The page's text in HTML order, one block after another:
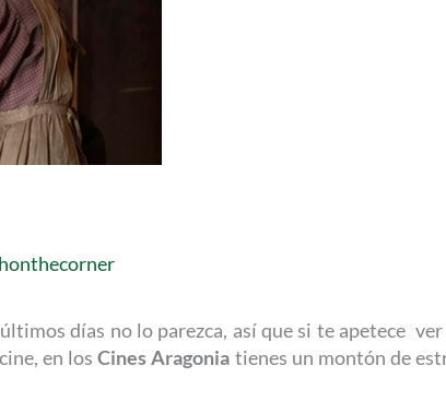
días no lo parezca, así que si te apetece
en losCines Aragonia tienes un montón de